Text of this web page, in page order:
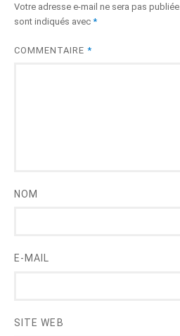
Votre adresse e-mail ne sera pas publiée.
sont indiqués avec *
COMMENTAIRE *
NOM
E-MAIL
SITE WEB